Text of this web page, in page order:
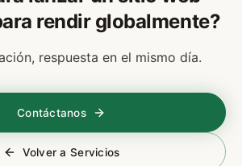
rendir globalmente?
respuesta en el mismo día.
Contáctanos
Volver a Servicios